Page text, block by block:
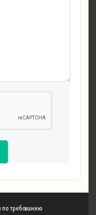
по требованию